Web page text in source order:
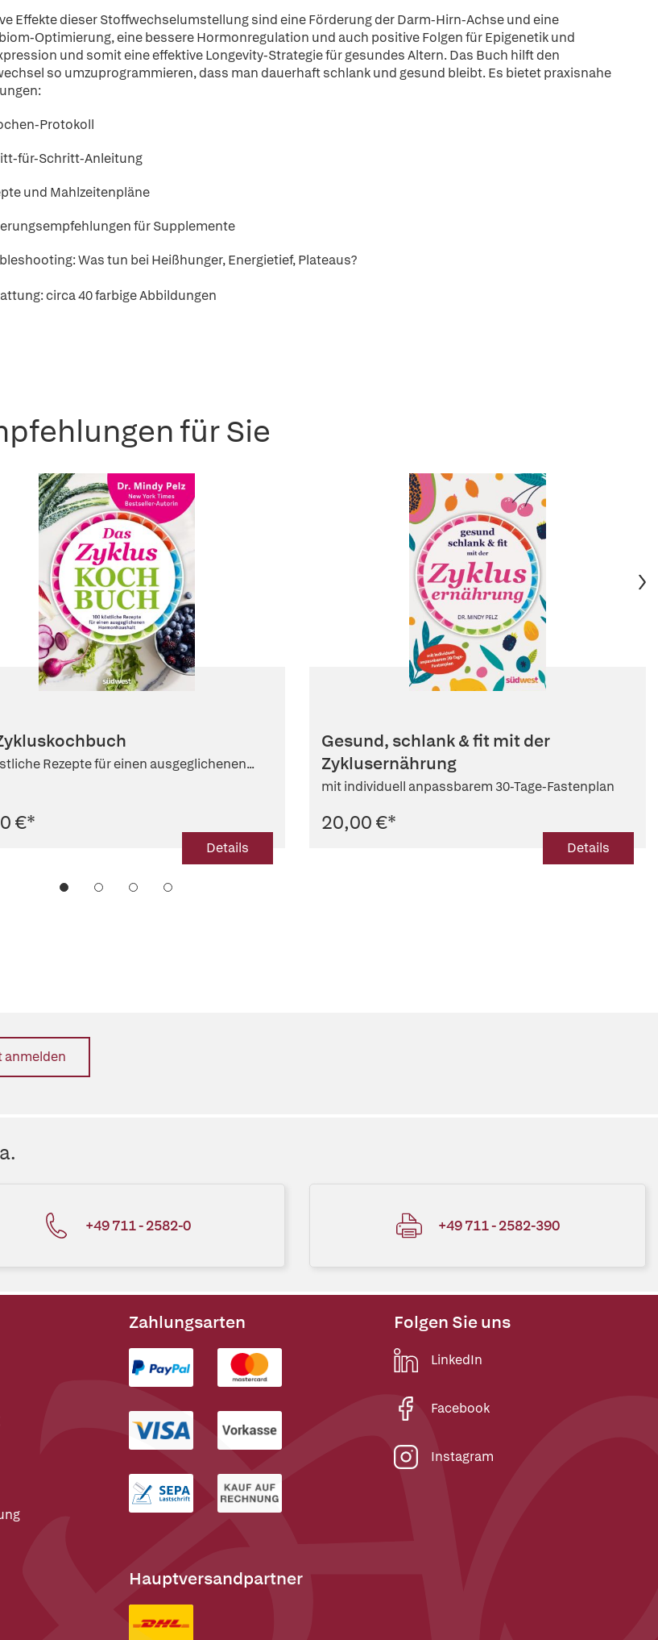
Effekte dieser Stoffwechselumstellung sind eine Förderung der Darm-Hirn-Achse und eine
Optimierung, eine bessere Hormonregulation und auch positive Folgen für Epigenetik und
und somit eine effektive Longevity-Strategie für gesundes Altern. Das Buch hilft den
so umzuprogrammieren, dass man dauerhaft schlank und gesund bleibt. Es bietet praxisnahe
Protokoll
für-Schritt-Anleitung
und Mahlzeitenpläne
für Supplemente
Was tun bei Heißhunger, Energietief, Plateaus?
circa 40 farbige Abbildungen
für Sie
Rezepte für einen ausgeglichenen...
€*
Details
Gesund, schlank & fit mit der
Zyklusernährung
mit individuell anpassbarem 30-Tage-Fastenplan
20,00 €*
Details
anmelden
+49 711 - 2582-0 +49 711 - 2582-390
Zahlungsarten
Hauptversandpartner
Folgen Sie uns
LinkedIn
Facebook
Instagram